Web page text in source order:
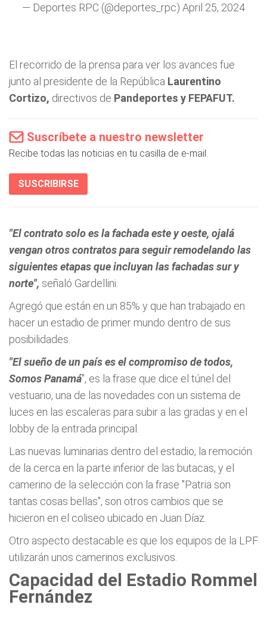
— Deportes RPC (@deportes_rpc) April 25, 2024
El recorrido de la prensa para ver los avances fue
junto al presidente de la República Laurentino
Cortizo, directivos de Pandeportes y FEPAFUT.
Suscríbete a nuestro newsletter
Recibe todas las noticias en tu casilla de e-mail.
SUSCRIBIRSE
"El contrato solo es la fachada este y oeste, ojalá
vengan otros contratos para seguir remodelando las
siguientes etapas que incluyan las fachadas sur y
norte", señaló Gardellini.
Agregó que están en un 85% y que han trabajado en
hacer un estadio de primer mundo dentro de sus
posibilidades.
"El sueño de un país es el compromiso de todos,
Somos Panamá", es la frase que dice el túnel del
vestuario, una de las novedades con un sistema de
luces en las escaleras para subir a las gradas y en el
lobby de la entrada principal.
Las nuevas luminarias dentro del estadio, la remoción
de la cerca en la parte inferior de las butacas, y el
camerino de la selección con la frase "Patria son
tantas cosas bellas", son otros cambios que se
hicieron en el coliseo ubicado en Juan Díaz.
Otro aspecto destacable es que los equipos de la LPF
utilizarán unos camerinos exclusivos.
Capacidad del Estadio Rommel
Fernández